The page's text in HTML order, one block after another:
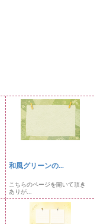
和風グリーンの...
こちらのページを開いて頂き
ありが...